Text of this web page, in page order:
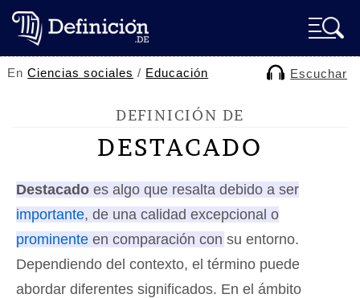
EnCiencias sociales / Educación Escuchar
DEFINICIÓN DE
DESTACADO
Destacado es algo que resalta debido a ser
importante, de una calidad excepcional o
prominente en comparación con su entorno.
Dependiendo del contexto, el término puede
abordar diferentes significados. En el ámbito